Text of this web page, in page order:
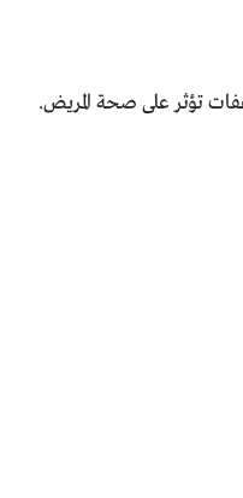
تؤثر على صحة المريض.